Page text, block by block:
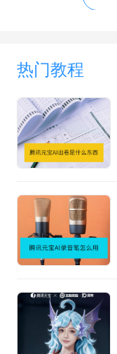
热门教程